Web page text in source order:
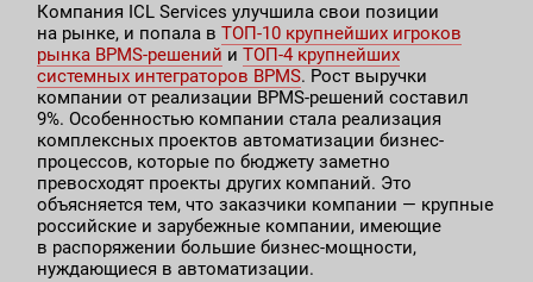
Компания ICL Services улучшила свои позиции
на рынке, и попала вТОП-10 крупнейших игроков
рынка BPMS-решений иТОП-4 крупнейших
системных интеграторов BPMS. Рост выручки
компании от реализации BPMS-решений составил
9%. Особенностью компании стала реализация
комплексных проектов автоматизации бизнес-
процессов, которые по бюджету заметно
превосходят проекты других компаний. Это
объясняется тем, что заказчики компании — крупные
российские и зарубежные компании, имеющие
в распоряжении большие бизнес-мощности,
нуждающиеся в автоматизации.